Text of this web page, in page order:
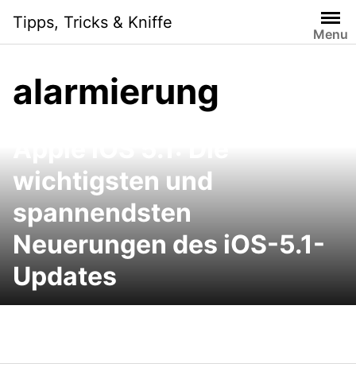
content
Tipps, Tricks & Kniffe
Menu
alarmierung
wichtigsten und
spannendsten
Neuerungen des iOS-5.1-
Updates